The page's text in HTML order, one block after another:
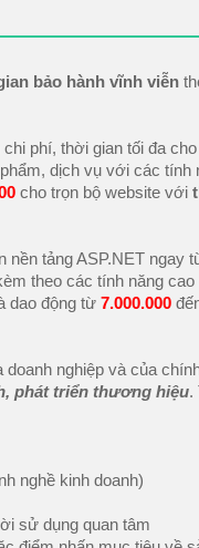
bảo hành vĩnh viễn
phí, thời gian tối đa
dịch vụ với các tính
cho trọn bộ website với
nền tảng ASP.NET ngay
theo các tính năng
dao động từ 7.000.000
nghiệp và của
phát triển thương hiệu.
nghề kinh doanh)
sử dụng quan tâm